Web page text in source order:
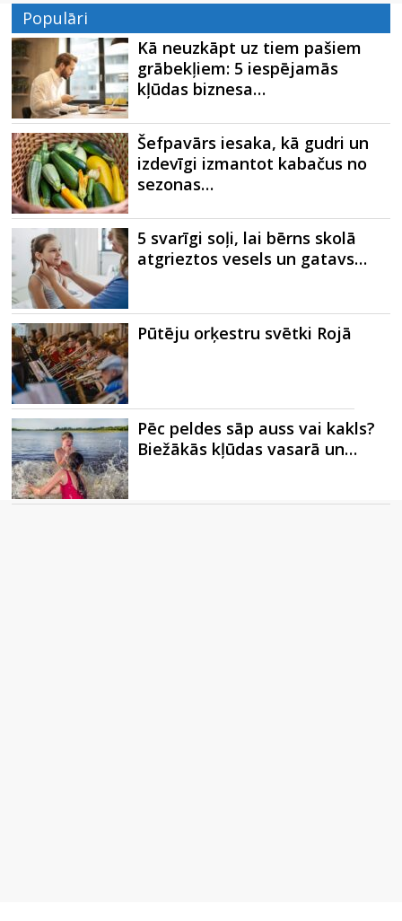
Populāri
Kā neuzkāpt uz tiem pašiem
grābekļiem: 5 iespējamās
kļūdas biznesa…
Šefpavārs iesaka, kā gudri un
izdevīgi izmantot kabačus no
sezonas…
5 svarīgi soļi, lai bērns skolā
atgrieztos vesels un gatavs…
Pūtēju orķestru svētki Rojā
Pēc peldes sāp auss vai kakls?
Biežākās kļūdas vasarā un…